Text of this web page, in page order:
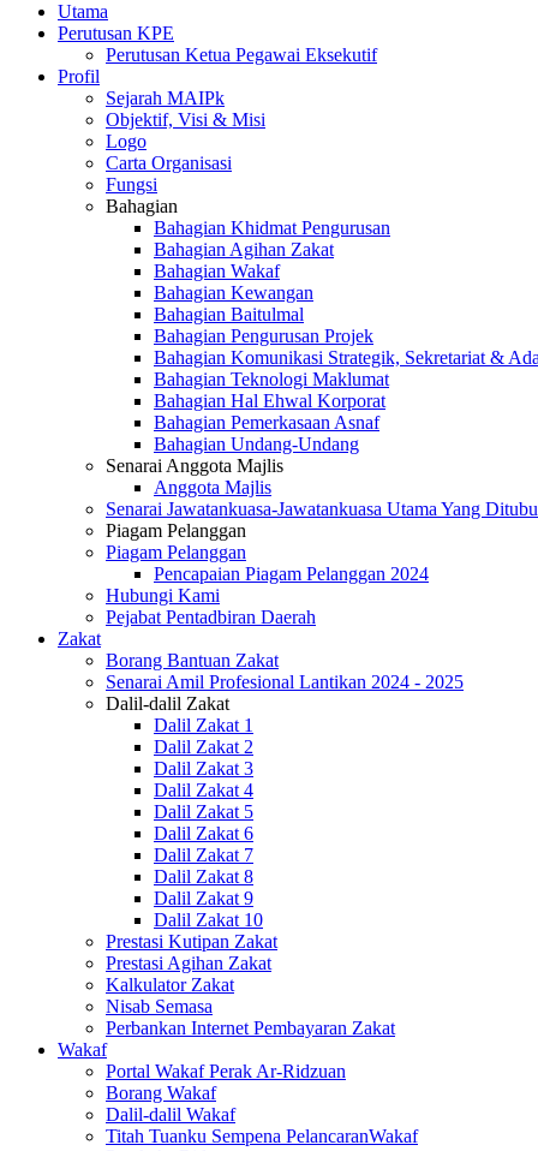
Utama
Perutusan KPE
Perutusan Ketua Pegawai Eksekutif
Profil
Sejarah MAIPk
Objektif, Visi & Misi
Logo
Carta Organisasi
Fungsi
Bahagian
Bahagian Khidmat Pengurusan
Bahagian Agihan Zakat
Bahagian Wakaf
Bahagian Kewangan
Bahagian Baitulmal
Bahagian Pengurusan Projek
Bahagian Komunikasi Strategik, Sekretariat &
Bahagian Teknologi Maklumat
Bahagian Hal Ehwal Korporat
Bahagian Pemerkasaan Asnaf
Bahagian Undang-Undang
Senarai Anggota Majlis
Anggota Majlis
Senarai Jawatankuasa-Jawatankuasa Utama Yang
Piagam Pelanggan
Piagam Pelanggan
Pencapaian Piagam Pelanggan 2024
Hubungi Kami
Pejabat Pentadbiran Daerah
Zakat
Borang Bantuan Zakat
Senarai Amil Profesional Lantikan 2024 - 2025
Dalil-dalil Zakat
Dalil Zakat 1
Dalil Zakat 2
Dalil Zakat 3
Dalil Zakat 4
Dalil Zakat 5
Dalil Zakat 6
Dalil Zakat 7
Dalil Zakat 8
Dalil Zakat 9
Dalil Zakat 10
Prestasi Kutipan Zakat
Prestasi Agihan Zakat
Kalkulator Zakat
Nisab Semasa
Perbankan Internet Pembayaran Zakat
Wakaf
Portal Wakaf Perak Ar-Ridzuan
Borang Wakaf
Dalil-dalil Wakaf
Titah Tuanku Sempena PelancaranWakaf